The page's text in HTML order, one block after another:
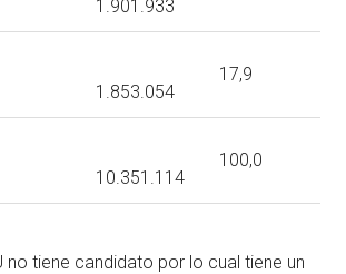
1.901.933
1.853.054
17,9
10.351.114
100,0
no tiene candidato por lo cual tiene un